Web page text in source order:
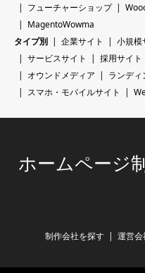
フューチャーショップ
MagentoWowma
タイプ別
企業サイト 小規模
サービスサイト
採用サイト
オウンドメディア
ランディ
スマホ・モバイルサイト
ホームページ
制作会社を探す 運営会